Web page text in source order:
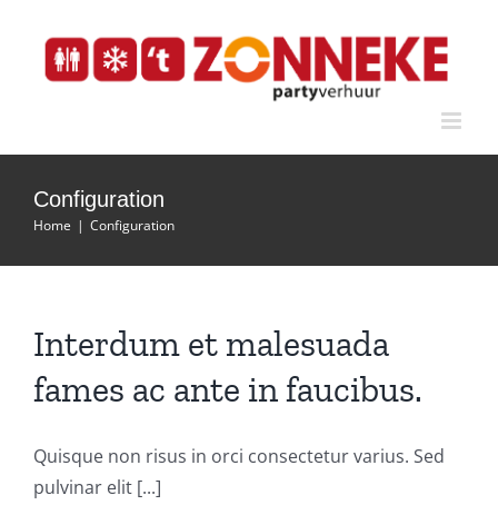
inhoud
Configuration
Home | Configuration
Interdum et malesuada
fames ac ante in faucibus.
Quisque non risus in orci consectetur varius. Sed
pulvinar elit [...]